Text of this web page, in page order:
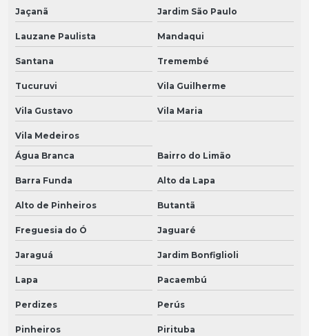
Jaçanã Jardim São Paulo
Lauzane Paulista Mandaqui
Santana Tremembé
Tucuruvi Vila Guilherme
Vila Gustavo Vila Maria
Vila Medeiros
Água Branca
Bairro do Limão
Barra Funda Alto da Lapa
Alto de Pinheiros Butantã
Freguesia do Ó Jaguaré
Jaraguá Jardim Bonfiglioli
Lapa Pacaembú
Perdizes Perús
Pinheiros Pirituba